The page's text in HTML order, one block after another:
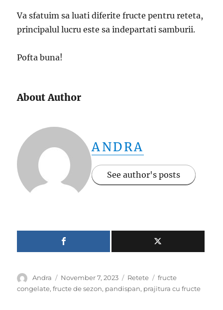
Va sfatuim sa luati diferite fructe pentru reteta,
principalul lucru este sa indepartati samburii.
Pofta buna!
About Author
ANDRA
See author's posts
Author
Andra
Posted
on
November 7, 2023 Categories
Retete Tags
fructe
congelate,fructe de sezon, pandispan, prajitura cu fructe